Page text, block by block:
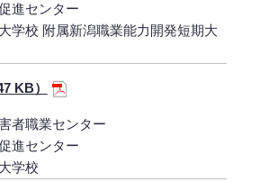
進センター
学校 附属新潟職業能力開発短期大
KB）
者職業センター
進センター
学校